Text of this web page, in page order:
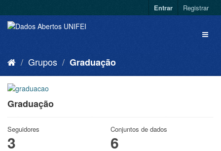
Entrar Registrar
Grupos Graduação
Graduação
Seguidores
3
Conjuntos de dados
6